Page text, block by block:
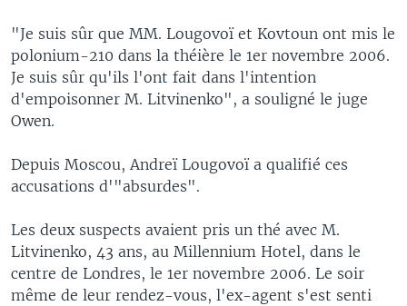
"Je suis sûr que MM. Lougovoï et Kovtoun ont mis le
polonium-210 dans la théière le 1er novembre 2006.
Je suis sûr qu'ils l'ont fait dans l'intention
d'empoisonner M. Litvinenko", a souligné le juge
Owen.
Depuis Moscou, Andreï Lougovoï a qualifié ces
accusations d'"absurdes".
Les deux suspects avaient pris un thé avec M.
Litvinenko, 43 ans, au Millennium Hotel, dans le
centre de Londres, le 1er novembre 2006. Le soir
même de leur rendez-vous, l'ex-agent s'est senti